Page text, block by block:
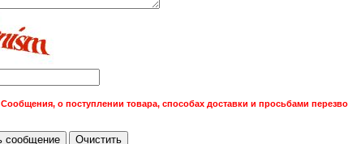
Сообщения, о поступлении товара, способах доставки и просьбами